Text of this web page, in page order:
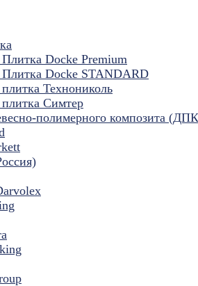
Docke Premium
Плитка Docke STANDARD
Технониколь
Симтер
полимерного композита